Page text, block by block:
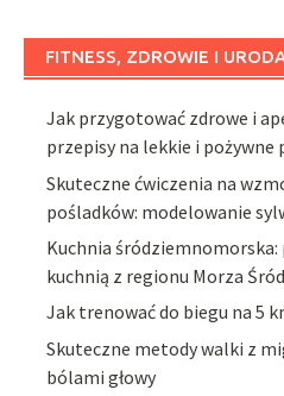
FITNESS, ZDROWIE I
Jak przygotować zdrowe i
przepisy na lekkie i pożywne
Skuteczne ćwiczenia na
pośladków: modelowanie
Kuchnia
kuchnią z regionu Morza
Jak trenować do biegu na 5
Skuteczne metody walki z
bólami głowy